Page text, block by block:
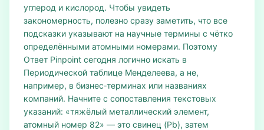
углерод и кислород. Чтобы увидеть
закономерность, полезно сразу заметить, что все
подсказки указывают на научные термины с чётко
определёнными атомными номерами. Поэтому
Ответ Pinpoint сегодня логично искать в
Периодической таблице Менделеева, а не,
например, в бизнес‑терминах или названиях
компаний. Начните с сопоставления текстовых
указаний: «тяжёлый металлический элемент,
атомный номер 82» — это свинец (Pb), затем